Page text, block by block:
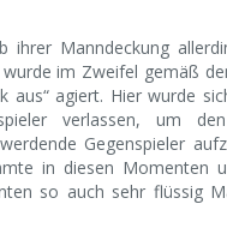
ihrer Manndeckung
im Zweifel gemäß
aus“ agiert. Hier wurde
verlassen, um den
Gegenspieler
in diesen Momenten
so auch sehr flüssig